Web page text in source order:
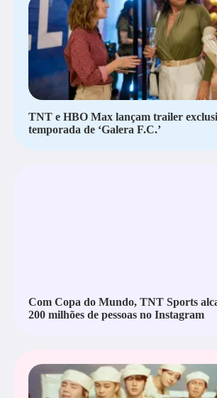
TNT e HBO Max lançam trailer
temporada de ‘Galera F.C.’
Com Copa do Mundo, TNT Sports
200 milhões de pessoas no Instagram